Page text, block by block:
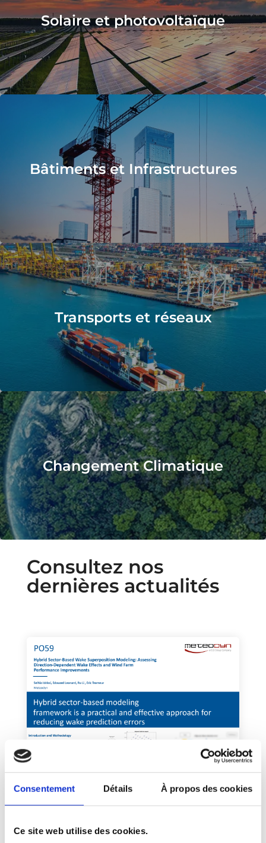
Consentement Détails À propos des cookies
Ce site web utilise des cookies.
Solaire et photovoltaïque
Bâtiments et Infrastructures
Transports et réseaux
Changement Climatique
Consultez nos
dernières actualités
Poster : Modélisation
hybride de la
superposition de sillages
des effets de sillage